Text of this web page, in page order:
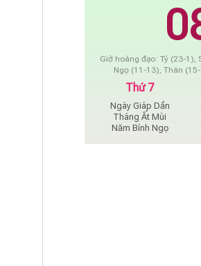
Giờ hoàng đạo: Tý (23-1),
Ngọ (11-13), Thân
Thứ 7
Ngày Giáp Dần
Tháng Ất Mùi
Năm Bính Ngọ